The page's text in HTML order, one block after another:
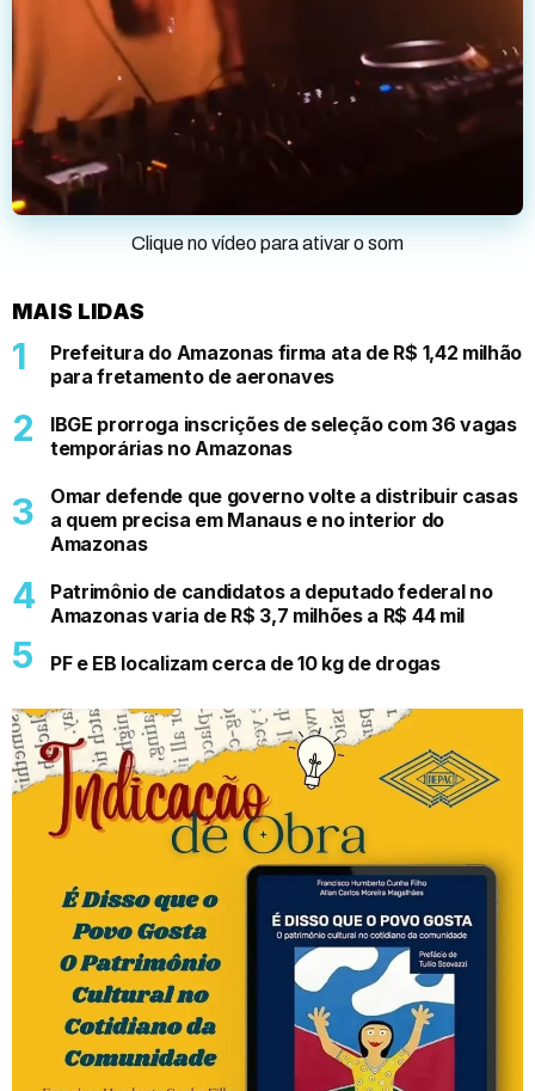
Clique no vídeo para ativar o som
MAIS LIDAS
Prefeitura do Amazonas firma ata de R$ 1,42 milhão
para fretamento de aeronaves
IBGE prorroga inscrições de seleção com 36 vagas
temporárias no Amazonas
Omar defende que governo volte a distribuir casas
a quem precisa em Manaus e no interior do
Amazonas
Patrimônio de candidatos a deputado federal no
Amazonas varia de R$ 3,7 milhões a R$ 44 mil
PF e EB localizam cerca de 10 kg de drogas